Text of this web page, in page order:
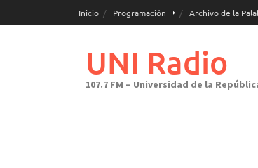
al
Inicio Programación Archivo de la
UNI Radio
107.7 FM – Universidad de la